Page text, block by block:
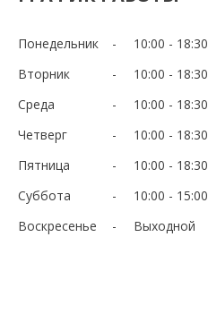
Понедельник 10:00
18:30
Вторник
10:00
18:30
Среда
10:00
18:30
Четверг
10:00
18:30
Пятница
10:00
18:30
Суббота
10:00
15:00
Воскресенье
Выходной